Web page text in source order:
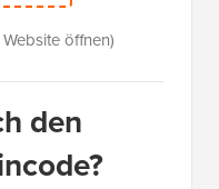
öffnen)
den